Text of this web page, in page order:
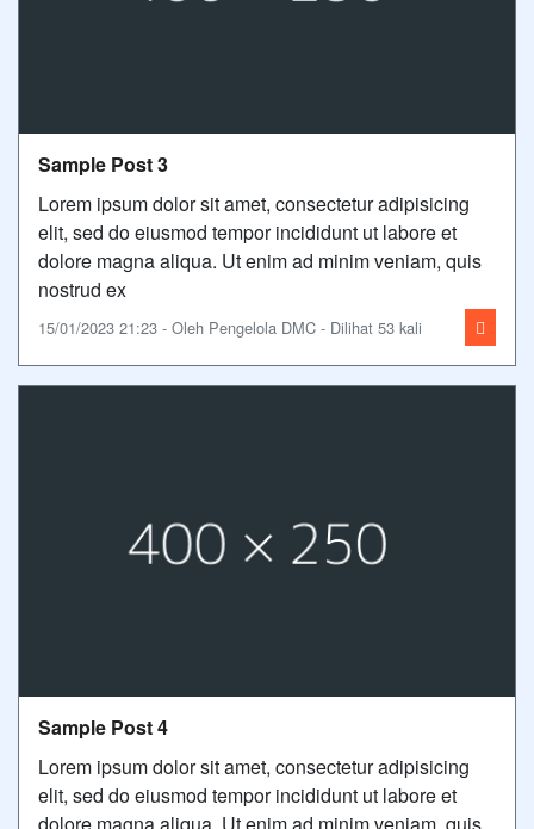
Sample Post 3
Lorem ipsum dolor sit amet, consectetur adipisicing
elit, sed do eiusmod tempor incididunt ut labore et
dolore magna aliqua. Ut enim ad minim veniam, quis
nostrud ex
15/01/2023 21:23 - Oleh Pengelola DMC - Dilihat 53 kali
Sample Post 4
Lorem ipsum dolor sit amet, consectetur adipisicing
elit, sed do eiusmod tempor incididunt ut labore et